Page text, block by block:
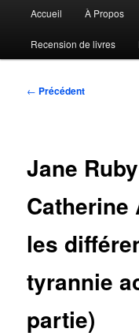
principal
Accueil À Propos
Recension de livres
Navigation
← Précédent
Jane
les
tyrannie
partie)